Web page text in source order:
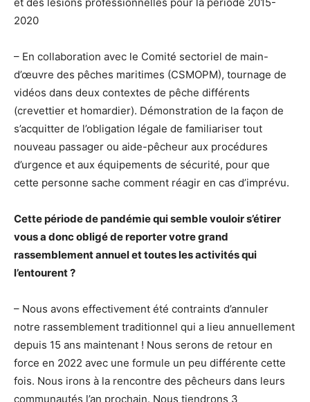
2020
– En collaboration avec le Comité sectoriel de main-
d’œuvre des pêches maritimes (CSMOPM), tournage de
vidéos dans deux contextes de pêche différents
(crevettier et homardier). Démonstration de la façon de
s’acquitter de l’obligation légale de familiariser tout
nouveau passager ou aide-pêcheur aux procédures
d’urgence et aux équipements de sécurité, pour que
cette personne sache comment réagir en cas d’imprévu.
Cette période de pandémie qui semble vouloir s’étirer
vous a donc obligé de reporter votre grand
rassemblement annuel et toutes les activités qui
l’entourent ?
– Nous avons effectivement été contraints d’annuler
notre rassemblement traditionnel qui a lieu annuellement
depuis 15 ans maintenant ! Nous serons de retour en
force en 2022 avec une formule un peu différente cette
fois. Nous irons à la rencontre des pêcheurs dans leurs
communautés l’an prochain. Nous tiendrons 3